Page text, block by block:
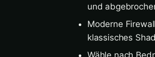
und
Moderne
klassisches
Wähle nach